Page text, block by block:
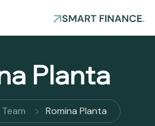
Planta
Team Romina Planta